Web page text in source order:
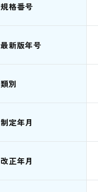
規格番号
最新版年号
類別
制定年月
改正年月